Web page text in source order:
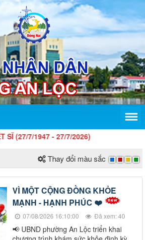
1947 - 27/7/2026)
Thay đổi màu sắc
VÌ MỘT CỘNG ĐỒNG KHỎE
MẠNH - HẠNH PHÚC ❤️
07/08/2026 16:10:00 Đã xem: 40
📢 UBND phường An Lộc triển khai